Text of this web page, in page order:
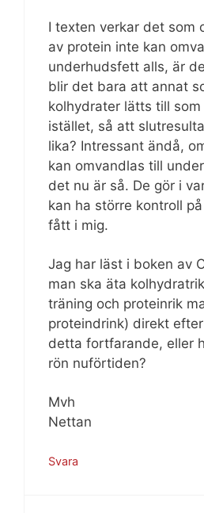
I texten verkar det som
av protein inte kan
underhudsfett alls, är
blir det bara att annat
kolhydrater lätts till
istället, så att
lika? Intressant ändå,
kan omvandlas till
det nu är så. De gör i
kan ha större kontroll
fått i mig.
Jag har läst i boken av
man ska äta
träning och proteinrik
proteindrink) direkt
detta fortfarande, eller
rön nuförtiden?
Mvh
Nettan
Svara